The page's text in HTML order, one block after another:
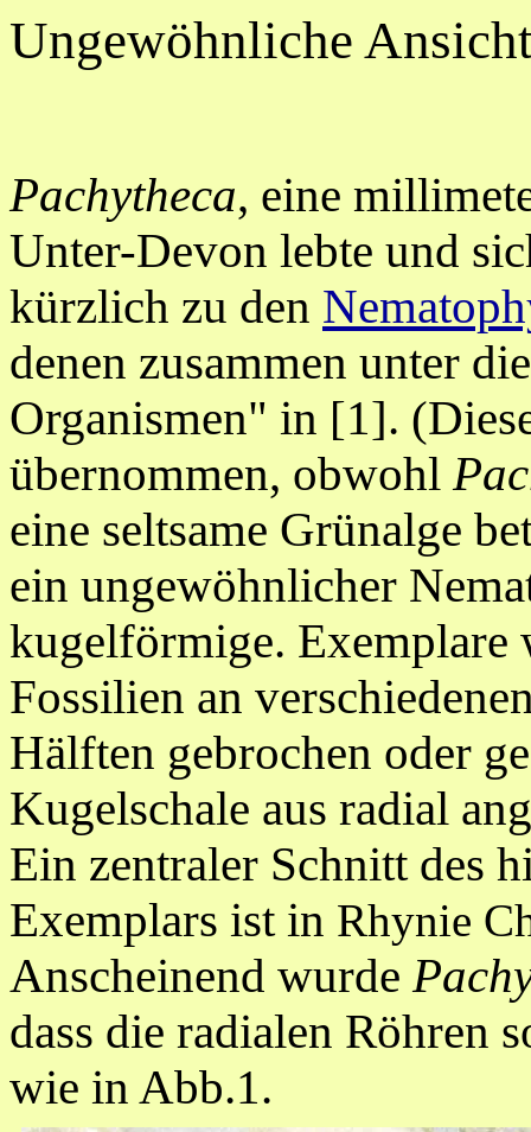
Ungewöhnliche
Pachytheca, eine
Unter-Devon lebte und
kürzlich zu den
denen zusammen unter
Organismen" in [1].
übernommen, obwohl
eine seltsame Grünalge
ein ungewöhnlicher
kugelförmige. Exemplare
Fossilien an
Hälften gebrochen oder
Kugelschale aus radial
Ein zentraler Schnitt des
Exemplars ist in Rhynie
Anscheinend wurde
dass die radialen Röhren
wie in Abb.1.